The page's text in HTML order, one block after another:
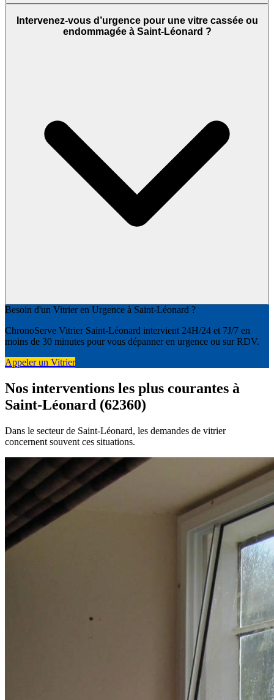
Intervenez-vous d’urgence pour une vitre cassée ou
endommagée à Saint-Léonard ?
Besoin d'un Vitrier en Urgence à Saint-Léonard ?
ChronoServe Vitrier Saint-Léonard intervient 24H/24 et 7J/7 en
moins de 30 minutes pour vous dépanner en urgence ou sur RDV.
Appeler un Vitrier
Nos interventions les plus courantes à
Saint-Léonard (62360)
Dans le secteur de Saint-Léonard, les demandes de vitrier
concernent souvent ces situations.